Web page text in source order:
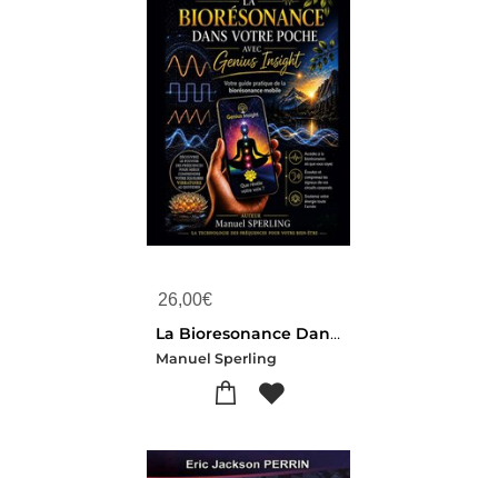
26,00€
La Bioresonance Dans Votre Poche Avec Genius Insight : Votre Guide Pratique De La Bioresonance Mobile
Manuel Sperling